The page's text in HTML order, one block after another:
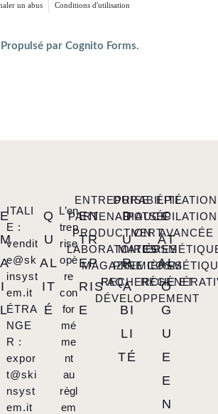
un abus Conditions d'utilisation
Propulsé par Cognito Forms.
E
M
A
I
L
ITALI
E :
vendit
e@sk
insyst
em.it
ÉTRA
NGE
R :
expor
t@ski
nsyst
em.it
Q
U
AL
IT
É
L’en
trep
rise
opè
re
con
for
mé
me
nt
au
règl
em
EN
TR
EP
RIS
E
ENTREPRISE
PARTENARIATS
PRODUCTION
LABORATOIRES
MAGAZINE
FAQ
D
U
R
A
BI
LI
TÉ
DURABILITÉ
POUCE
VERT
MATIÈRES
PREMIÈRES
RECHERCHE ET
DÉVELOPPEMENT
C
AT
AL
O
G
U
E
E
N
ÉPILATION
ÉPILATION
AVANCÉE